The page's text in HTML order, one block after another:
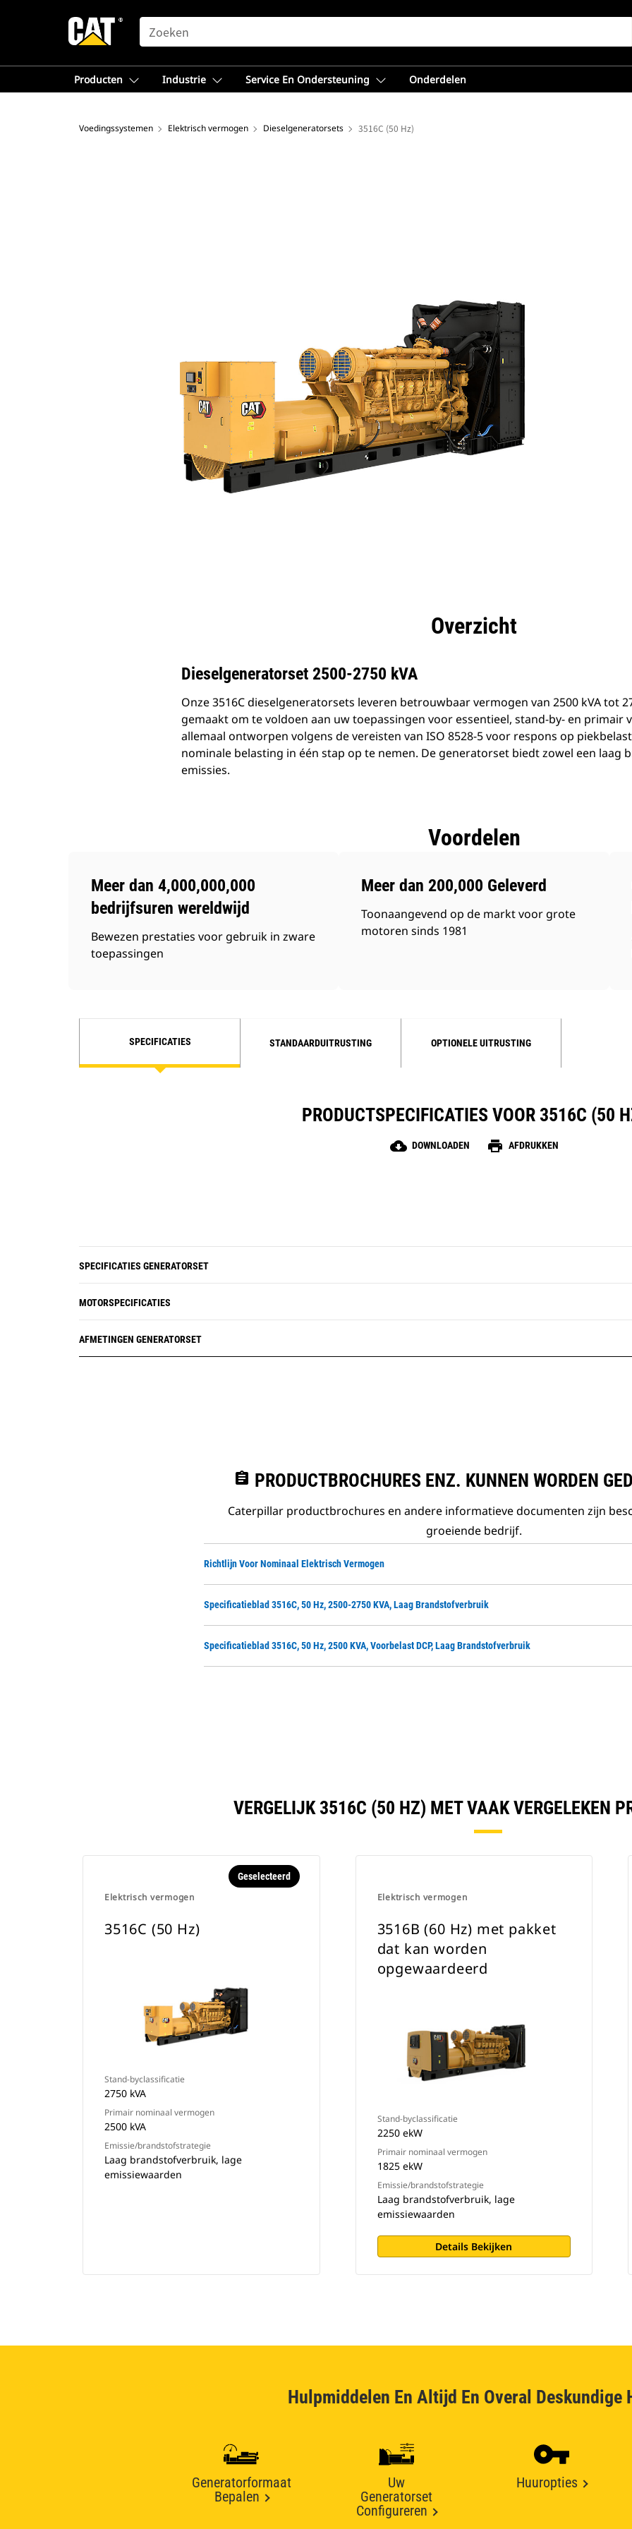
SEARCH
Producten Industrie Service En Ondersteuning Onderdelen
Voedingssystemen Elektrisch vermogen Dieselgeneratorsets 3516C (50 Hz)
Overzicht
Dieselgeneratorset 2500-2750 kVA
Onze 3516C dieselgeneratorsets leveren betrouwbaar vermogen van 2500 kVA tot
gemaakt om te voldoen aan uw toepassingen voor essentieel, stand-by- en primair
allemaal ontworpen volgens de vereisten van ISO 8528-5 voor respons op
nominale belasting in één stap op te nemen. De generatorset biedt zowel een laag
emissies.
Voordelen
Meer dan 4,000,000,000
bedrijfsuren wereldwijd
Bewezen prestaties voor gebruik in zware
toepassingen
Meer dan 200,000 Geleverd
Toonaangevend op de markt voor grote
motoren sinds 1981
SPECIFICATIES STANDAARDUITRUSTING OPTIONELE UITRUSTING
PRODUCTSPECIFICATIES VOOR 3516C (50
cloud_download DOWNLOADEN print AFDRUKKEN
SPECIFICATIES GENERATORSET
MOTORSPECIFICATIES
AFMETINGEN GENERATORSET
assignment PRODUCTBROCHURES ENZ. KUNNEN WORDEN
Caterpillar productbrochures en andere informatieve documenten zijn
groeiende bedrijf.
Richtlijn Voor Nominaal Elektrisch Vermogen
Specificatieblad 3516C, 50 Hz, 2500-2750 KVA, Laag Brandstofverbruik
Specificatieblad 3516C, 50 Hz, 2500 KVA, Voorbelast DCP, Laag Brandstofverbruik
VERGELIJK 3516C (50 HZ) MET VAAK VERGELEKEN
Elektrisch vermogen
Geselecteerd
3516C (50 Hz)
Stand-byclassificatie
2750 kVA
Primair nominaal vermogen
2500 kVA
Emissie/brandstofstrategie
Laag brandstofverbruik, lage
emissiewaarden
Elektrisch vermogen
3516B (60 Hz) met pakket
dat kan worden
opgewaardeerd
Stand-byclassificatie
2250 ekW
Primair nominaal vermogen
1825 ekW
Emissie/brandstofstrategie
Laag brandstofverbruik, lage
emissiewaarden
Details Bekijken
Hulpmiddelen En Altijd En Overal Deskundige
Generatorformaat
Bepalen
Uw
Generatorset
Configureren
Huuropties